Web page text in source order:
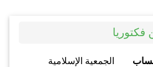
فكتوريا
الجمعية الإسلامية